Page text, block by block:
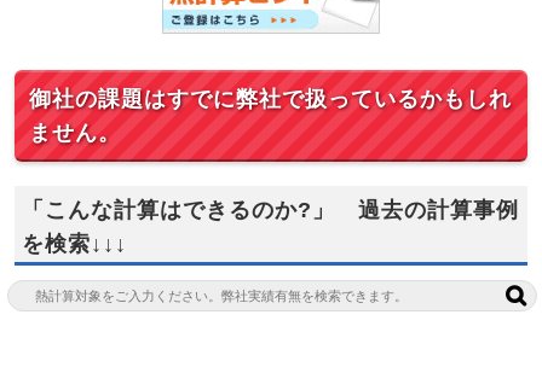
御社の課題はすでに弊社で扱っているかもしれ
ません。
「こんな計算はできるのか?」 過去の計算事例
を検索↓↓↓